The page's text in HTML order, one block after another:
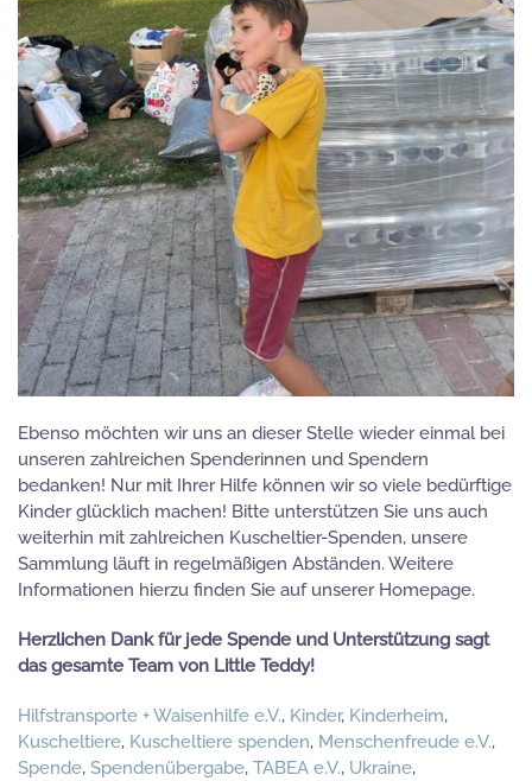
Ebenso möchten wir uns an dieser Stelle wieder einmal bei
unseren zahlreichen Spenderinnen und Spendern
bedanken! Nur mit Ihrer Hilfe können wir so viele bedürftige
Kinder glücklich machen! Bitte unterstützen Sie uns auch
weiterhin mit zahlreichen Kuscheltier-Spenden, unsere
Sammlung läuft in regelmäßigen Abständen. Weitere
Informationen hierzu finden Sie auf unserer Homepage.
Herzlichen Dank für jede Spende und Unterstützung sagt
das gesamte Team von Little Teddy!
Hilfstransporte + Waisenhilfe e.V., Kinder, Kinderheim,
Kuscheltiere, Kuscheltiere spenden, Menschenfreude e.V.,
Spende, Spendenübergabe, TABEA e.V., Ukraine,